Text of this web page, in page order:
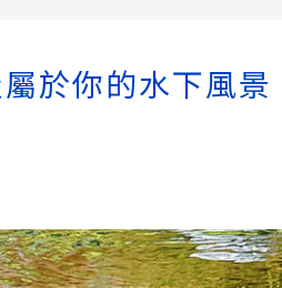
於你的水下風景